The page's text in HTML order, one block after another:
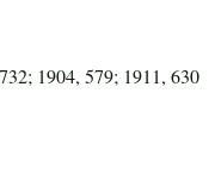
1904, 579; 1911, 630